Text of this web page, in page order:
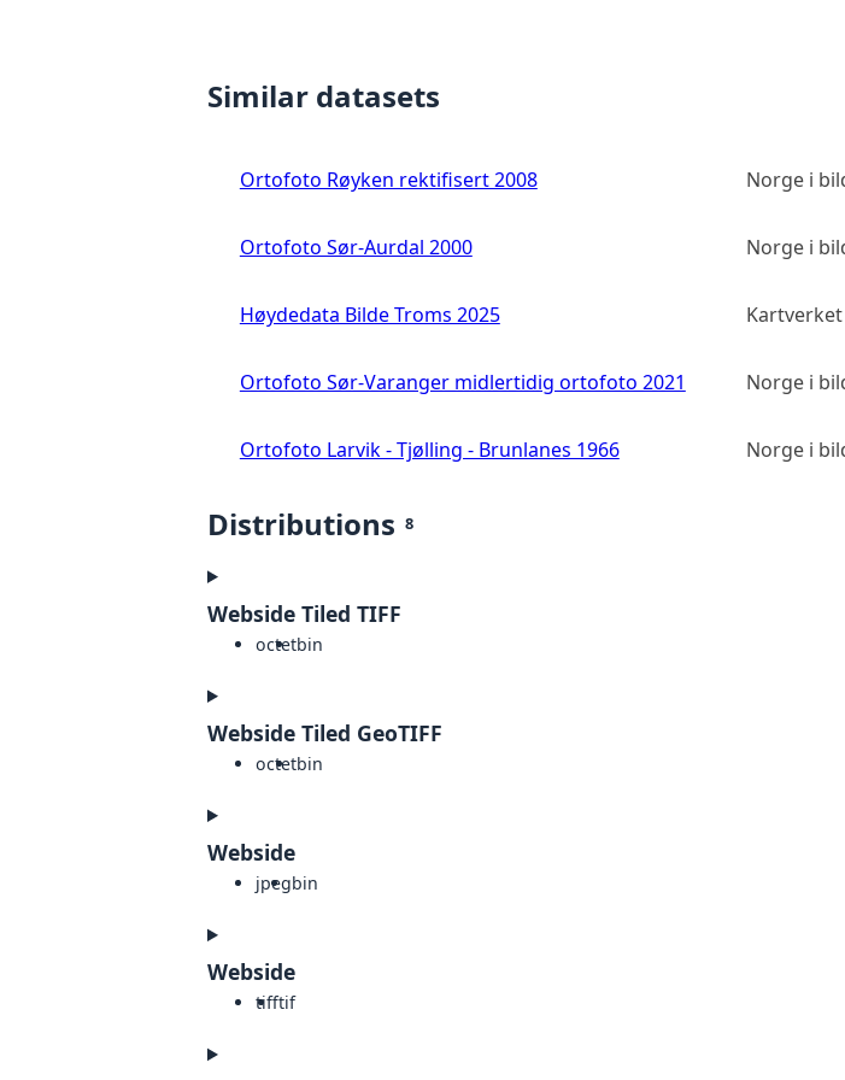
Similar datasets
Ortofoto Røyken rektifisert 2008 Norge i
Ortofoto Sør-Aurdal 2000 Norge i
Høydedata Bilde Troms 2025 Kartverket
Ortofoto Sør-Varanger midlertidig ortofoto 2021 Norge i
Ortofoto Larvik - Tjølling - Brunlanes 1966 Norge i
Distributions 8
Webside Tiled TIFF
octetbin
Webside Tiled GeoTIFF
octetbin
Webside
jpegbin
Webside
tifftif